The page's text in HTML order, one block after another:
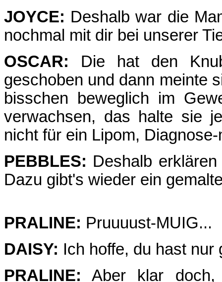
JOYCE: Deshalb war die
nochmal mit dir bei unserer
OSCAR: Die hat den
geschoben und dann meinte
bisschen beweglich im
verwachsen, das halte sie
nicht für ein Lipom,
PEBBLES: Deshalb
Dazu gibt's wieder ein
PRALINE: Pruuuust-MUIG...
DAISY: Ich hoffe, du hast nur
PRALINE: Aber klar doch,